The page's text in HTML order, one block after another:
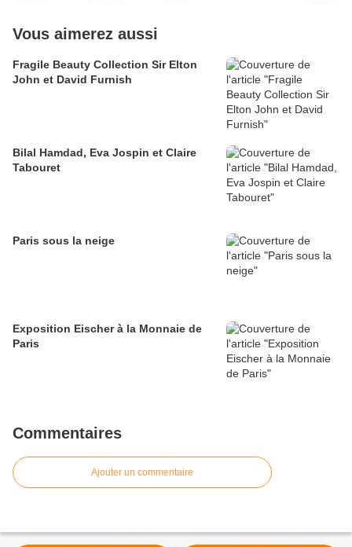
Vous aimerez aussi
Fragile Beauty Collection Sir Elton
John et David Furnish
Bilal Hamdad, Eva Jospin et Claire
Tabouret
Paris sous la neige
Exposition Eischer à la Monnaie de
Paris
Commentaires
Ajouter un commentaire